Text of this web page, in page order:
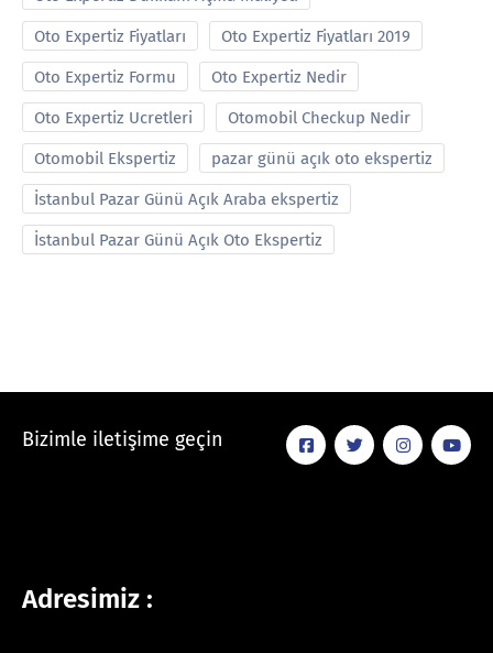
Oto Expertiz Fiyatları Oto Expertiz Fiyatları 2019
Oto Expertiz Formu Oto Expertiz Nedir
Oto Expertiz Ucretleri Otomobil Checkup Nedir
Otomobil Ekspertiz pazar günü açık oto ekspertiz
İstanbul Pazar Günü Açık Araba ekspertiz
İstanbul Pazar Günü Açık Oto Ekspertiz
Bizimle iletişime geçin
Adresimiz :